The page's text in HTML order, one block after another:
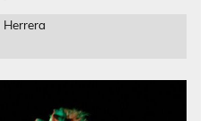
Herrera